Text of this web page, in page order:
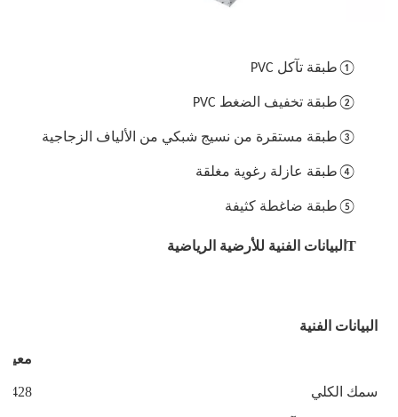
①طبقة تآكل PVC
②طبقة تخفيف الضغط PVC
③طبقة مستقرة من نسيج شبكي من الألياف الزجاجية
④طبقة عازلة رغوية مغلقة
⑤طبقة ضاغطة كثيفة
Tالبيانات الفنية للأرضية الرياضية
البيانات الفنية
معيار
سمك الكلي